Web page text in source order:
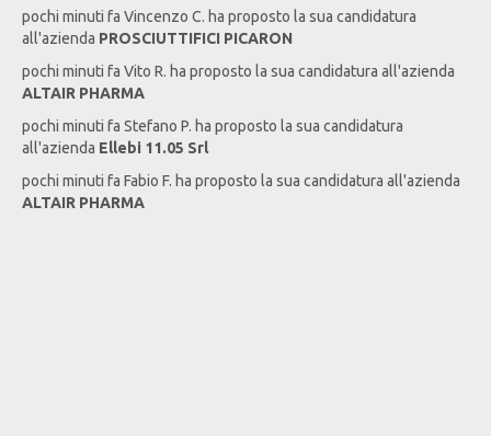
pochi minuti fa Vincenzo C. ha proposto la sua candidatura
all'azienda PROSCIUTTIFICI PICARON
pochi minuti fa Vito R. ha proposto la sua candidatura all'azienda
ALTAIR PHARMA
pochi minuti fa Stefano P. ha proposto la sua candidatura
all'azienda Ellebi 11.05 Srl
pochi minuti fa Fabio F. ha proposto la sua candidatura all'azienda
ALTAIR PHARMA